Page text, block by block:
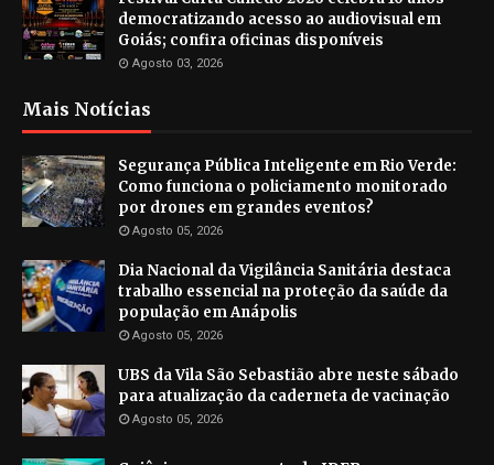
democratizando acesso ao audiovisual em
Goiás; confira oficinas disponíveis
Agosto 03, 2026
Mais Notícias
Segurança Pública Inteligente em Rio Verde:
Como funciona o policiamento monitorado
por drones em grandes eventos?
Agosto 05, 2026
Dia Nacional da Vigilância Sanitária destaca
trabalho essencial na proteção da saúde da
população em Anápolis
Agosto 05, 2026
UBS da Vila São Sebastião abre neste sábado
para atualização da caderneta de vacinação
Agosto 05, 2026